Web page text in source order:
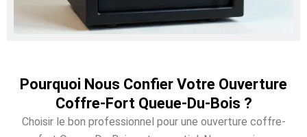
Pourquoi Nous Confier Votre Ouverture
Coffre-Fort Queue-Du-Bois ?
Choisir le bon professionnel pour une ouverture coffre-